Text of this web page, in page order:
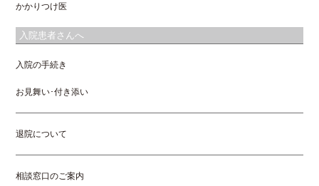
かかりつけ医
入院患者さんへ
入院の手続き
お見舞い･付き添い
退院について
相談窓口のご案内